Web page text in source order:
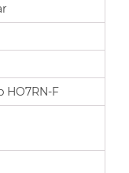
HO7RN-F